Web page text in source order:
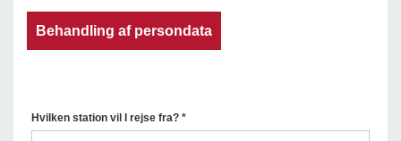
Behandling af persondata
Hvilken station vil I rejse fra? *